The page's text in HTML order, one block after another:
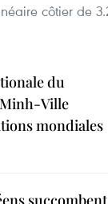
côtier de
du
Ville
mondiales
succombent